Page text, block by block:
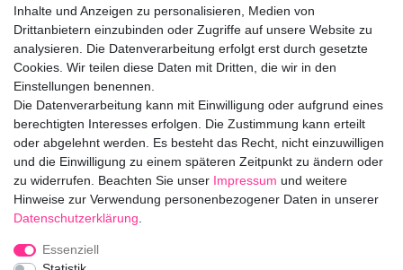
IHRE E-MAIL ADRESSE
Ceres::Template.mailFormHoneypotLabel
info@bloomboxer.net
Impressum Daten­schutz­erklärung AGB
Widerrufs­recht
Inhalte und Anzeigen zu personalisieren, Medien von
Drittanbietern einzubinden oder Zugriffe auf unsere Website zu
analysieren. Die Datenverarbeitung erfolgt erst durch gesetzte
Cookies. Wir teilen diese Daten mit Dritten, die wir in den
Einstellungen benennen.
Die Datenverarbeitung kann mit Einwilligung oder aufgrund eines
berechtigten Interesses erfolgen. Die Zustimmung kann erteilt
oder abgelehnt werden. Es besteht das Recht, nicht einzuwilligen
und die Einwilligung zu einem späteren Zeitpunkt zu ändern oder
zu widerrufen. Beachten Sie unser Impressum und weitere
Hinweise zur Verwendung personenbezogener Daten in unserer
Daten­schutz­erklärung
Essenziell